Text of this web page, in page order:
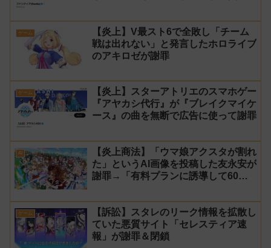
ゲーム
【炎上】V最スト6で全敗し「チーム
戦は出れない」と発言したホロライブ
のアキロゼが謝罪
ゲーム
【炎上】スターアトリエのスマホゲー
『アヤカシ代行』が『ブレイクマイケ
ース』の曲を無断で広告に使って謝罪
AI
【炎上商法】「ウマ娘アクスタが割れ
た」というAI画像を投稿した友永安が
謝罪→「有料プランに誘導して60万
娘エロイラストをリポスト！
ゲーム
【訴訟】スタレのリーク情報を拡散し
ていた悪質サイト「セレスティア速
報」が謝罪＆閉鎖